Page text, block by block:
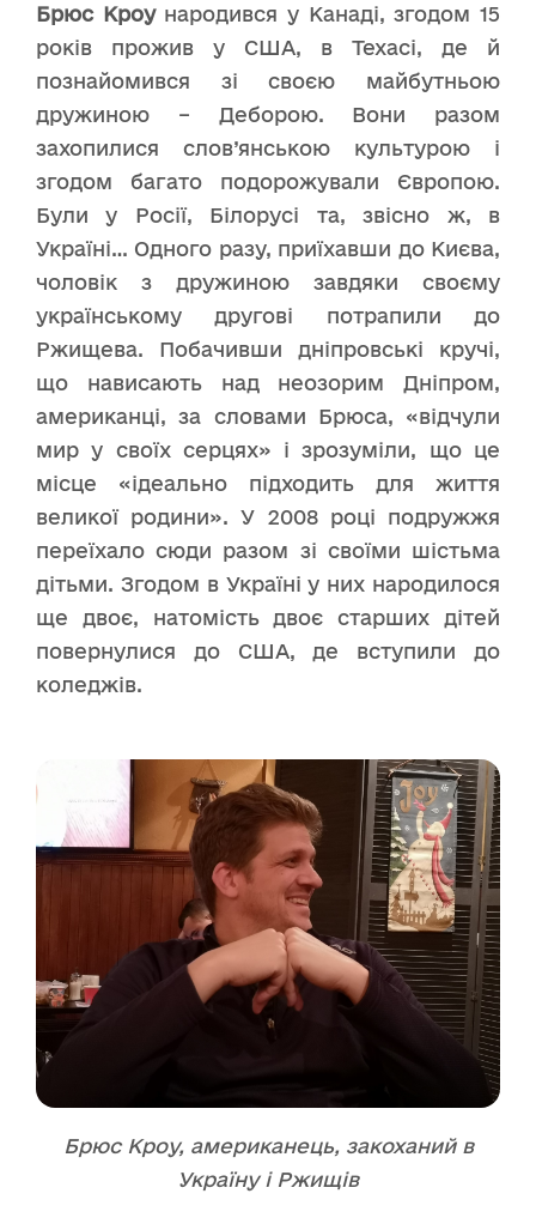
Брюс Кроу народився у Канаді, згодом 15
років прожив у США, в Техасі, де й
познайомився зі своєю майбутньою
дружиною – Деборою. Вони разом
захопилися слов’янською культурою і
згодом багато подорожували Європою.
Були у Росії, Білорусі та, звісно ж, в
Україні… Одного разу, приїхавши до Києва,
чоловік з дружиною завдяки своєму
українському другові потрапили до
Ржищева. Побачивши дніпровські кручі,
що нависають над неозорим Дніпром,
американці, за словами Брюса, «відчули
мир у своїх серцях» і зрозуміли, що це
місце «ідеально підходить для життя
великої родини». У 2008 році подружжя
переїхало сюди разом зі своїми шістьма
дітьми. Згодом в Україні у них народилося
ще двоє, натомість двоє старших дітей
повернулися до США, де вступили до
коледжів.
Брюс Кроу, американець, закоханий в
Україну і Ржищів